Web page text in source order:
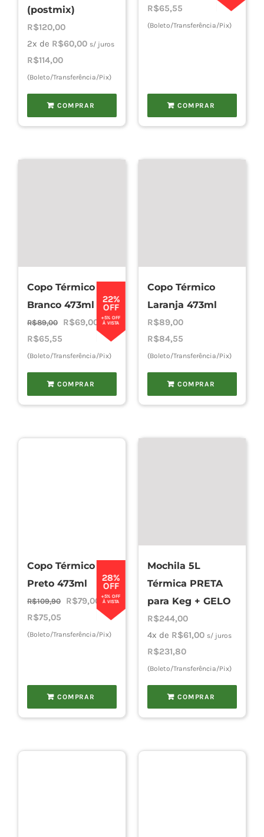
(postmix)
R$120,00
2x de R$60,00 s/ juros
R$114,00
(Boleto/Transferência/Pix)
COMPRAR
original
preço
atual
R$65,55
(Boleto/Transferência/Pix)
COMPRAR
22%
OFF
+5% OFF
À VISTA
Copo Térmico
Branco 473ml
R$89,00
O
original
era:
R$89,00.
R$69,00 O
preço
atual
é:
R$65,55
(Boleto/Transferência/Pix)
COMPRAR
Copo Térmico
Laranja 473ml
R$89,00
R$84,55
(Boleto/Transferência/Pix)
COMPRAR
28%
OFF
+5% OFF
À VISTA
Copo Térmico
Preto 473ml
R$109,90
O
original
R$79,00 O
preço
atual
R$75,05
(Boleto/Transferência/Pix)
COMPRAR
Mochila 5L
Térmica PRETA
para Keg + GELO
R$244,00
4x de R$61,00 s/ juros
R$231,80
(Boleto/Transferência/Pix)
COMPRAR